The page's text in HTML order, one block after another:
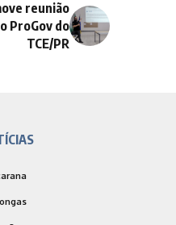
reunião
ProGov do
TCE/PR